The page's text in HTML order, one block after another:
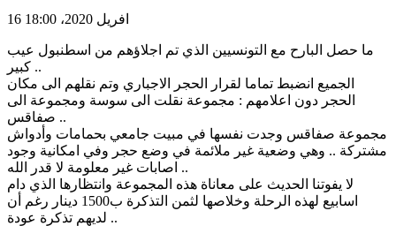
16 افريل 2020، 18:00
ما حصل البارح مع التونسيين الذي تم اجلاؤهم من اسطنبول عيب
كبير ..
الجميع انضبط تماما لقرار الحجر الاجباري وتم نقلهم الى مكان
الحجر دون اعلامهم : مجموعة نقلت الى سوسة ومجموعة الى
صفاقس ..
مجموعة صفاقس وجدت نفسها في مبيت جامعي بحمامات وأدواش
مشتركة .. وهي وضعية غير ملائمة في وضع حجر وفي امكانية وجود
اصابات غير معلومة لا قدر الله ..
لا يفوتنا الحديث على معاناة هذه المجموعة وانتظارها الذي دام
اسابيع لهذه الرحلة وخلاصها لثمن التذكرة ب1500 دينار رغم أن
لديهم تذكرة عودة ..